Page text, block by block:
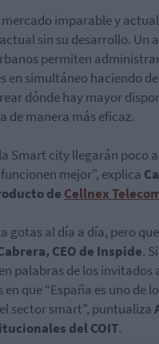
imparable y
sin su desarrollo. Un
permiten
en simultáneo haciendo
dónde hay mayor
de manera más eficaz.
Smart city llegarán poco
mejor", explica
de Cellnex
gotas al día a día, pero
CEO de Inspide.
palabras de los invitados
que “España es uno de
sector smart", puntualiza
del COIT.